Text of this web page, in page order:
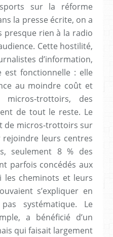
sur la réforme
la presse écrite, on a
presque rien à la radio
Cette hostilité,
d’information,
est fonctionnelle : elle
au moindre coût et
trottoirs, des
de tout le reste. Le
de micros-trottoirs sur
rejoindre leurs centres
seulement 8 % des
parfois concédés aux
les cheminots et leurs
s’expliquer en
systématique. Le
a bénéficié d’un
qui faisait largement